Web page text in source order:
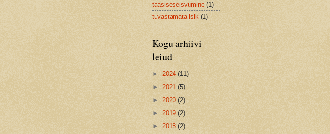
taasiseseisvumine (1)
tuvastamata isik (1)
Kogu arhiivi
leiud
► 2024 (11)
► 2021 (5)
► 2020 (2)
► 2019 (2)
► 2018 (2)